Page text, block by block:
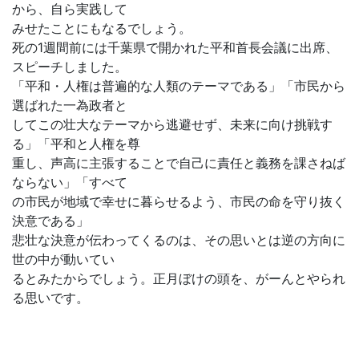
から、自ら実践して
みせたことにもなるでしょう。
死の1週間前には千葉県で開かれた平和首長会議に出席、
スピーチしました。
「平和・人権は普遍的な人類のテーマである」「市民から
選ばれた一為政者と
してこの壮大なテーマから逃避せず、未来に向け挑戦す
る」「平和と人権を尊
重し、声高に主張することで自己に責任と義務を課さねば
ならない」「すべて
の市民が地域で幸せに暮らせるよう、市民の命を守り抜く
決意である」
悲壮な決意が伝わってくるのは、その思いとは逆の方向に
世の中が動いてい
るとみたからでしょう。正月ぼけの頭を、がーんとやられ
る思いです。